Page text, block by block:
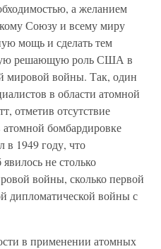
а желанием
Союзу и всему миру
мощь и сделать тем
решающую роль США в
мировой войны. Так, один
в области атомной
отметив отсутствие
атомной бомбардировке
в 1949 году, что
не столько
войны, сколько первой
дипломатической войны с
в применении атомных